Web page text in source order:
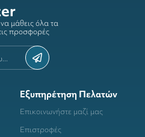
μάθεις όλα τα
προσφορές
Εξυπηρέτηση Πελατών
Επικοινωνήστε μαζί μας
Επιστροφές